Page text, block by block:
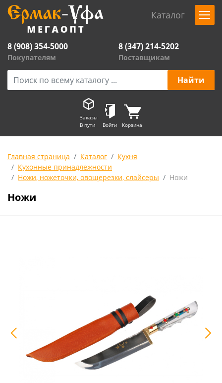
Каталог
8 (908) 354-5000
Покупателям
8 (347) 214-5202
Поставщикам
Заказы
В пути
Войти Корзина
Главная страница Каталог
Кухня
Кухонные принадлежности
Ножи, ножеточки, овощерезки, слайсеры
Ножи
Ножи